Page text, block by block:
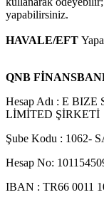
yapabilirsiniz.
HAVALE/EFT
QNB
Hesap Adı : E
LİMİTED ŞİRKETİ
Şube Kodu : 1062-
Hesap No:
IBAN : TR66 0011